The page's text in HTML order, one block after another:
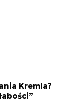
Kremla?